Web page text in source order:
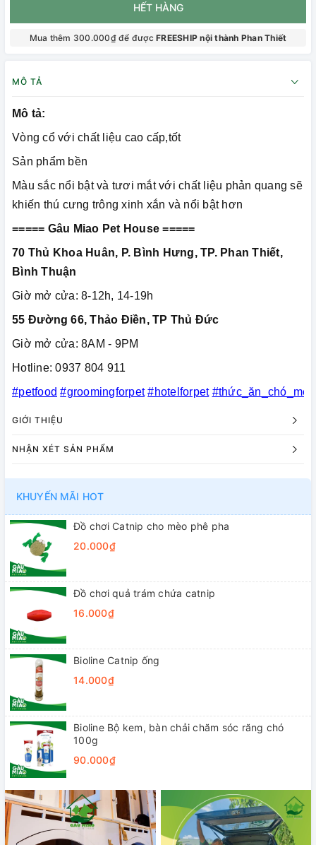
HẾT HÀNG
Mua thêm 300.000₫ để đượcFREESHIP nội thành Phan Thiết
MÔ TẢ
Mô tả:
Vòng cổ với chất liệu cao cấp,tốt
Sản phẩm bền
Màu sắc nổi bật và tươi mắt với chất liệu phản quang sẽ
khiến thú cưng trông xinh xắn và nổi bật hơn
===== Gâu Miao Pet House =====
70 Thủ Khoa Huân, P. Bình Hưng, TP. Phan Thiết,
Bình Thuận
Giờ mở cửa: 8-12h, 14-19h
55 Đường 66, Thảo Điền, TP Thủ Đức
Giờ mở cửa: 8AM - 9PM
Hotline: 0937 804 911
#petfood #groomingforpet #hotelforpet #thức_ăn_chó_mèo
GIỚI THIỆU
NHẬN XÉT SẢN PHẨM
KHUYẾN MÃI HOT
Đồ chơi Catnip cho mèo phê pha
20.000₫
Đồ chơi quả trám chứa catnip
16.000₫
Bioline Catnip ống
14.000₫
Bioline Bộ kem, bàn chải chăm sóc răng chó
100g
90.000₫